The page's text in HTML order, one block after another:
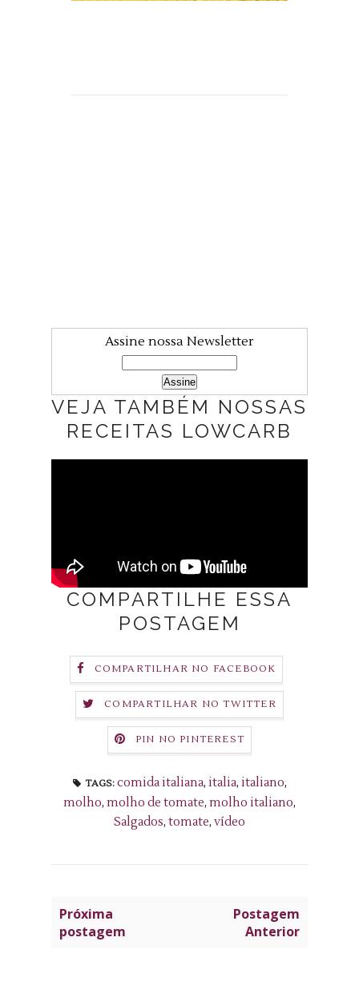
Assine nossa Newsletter
VEJA TAMBÉM NOSSAS
RECEITAS LOWCARB
COMPARTILHE ESSA
POSTAGEM
COMPARTILHAR NO FACEBOOK
COMPARTILHAR NO TWITTER
PIN NO PINTEREST
TAGS: comida italiana, italia, italiano,
molho, molho de tomate, molho italiano,
Salgados, tomate, vídeo
Próxima
postagem
Postagem
Anterior